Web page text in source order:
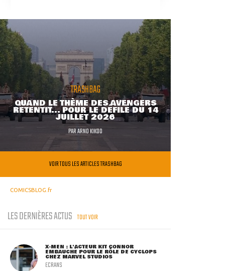
TRASHBAG
QUAND LE THÈME DES AVENGERS
RETENTIT... POUR LE DÉFILÉ DU 14
JUILLET 2026
PARARNO KIKOO
VOIR TOUS LES ARTICLES TRASHBAG
COMICSBLOG.fr
LES DERNIÈRES ACTUS TOUT VOIR
X-MEN : L'ACTEUR KIT CONNOR
EMBAUCHÉ POUR LE RÔLE DE CYCLOPS
CHEZ MARVEL STUDIOS
ECRANS